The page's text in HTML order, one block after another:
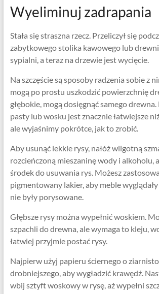
Wyeliminuj zadrapania
Stała się straszna rzecz. Przeliczył się
zabytkowego stolika kawowego lub
sypialni, a teraz na drzewie jest wycięcie.
Na szczęście są sposoby radzenia sobie z
mogą po prostu uszkodzić powierzchnię
głębokie, mogą dosięgnąć samego drewna.
pasty lub wosku jest znacznie łatwiejsze
ale wyjaśnimy pokrótce, jak to zrobić.
Aby usunąć lekkie rysy, nałóż wilgotną
rozcieńczoną mieszaninę wody i alkoholu,
środek do usuwania rys. Możesz
pigmentowany lakier, aby meble
nie były porysowane.
Głębsze rysy można wypełnić woskiem.
szpachli do drewna, ale wymaga to kleju,
łatwiej przyjmie postać rysy.
Najpierw użyj papieru ściernego o
drobniejszego, aby wygładzić krawędź.
wbij sztyft woskowy w rysę, aż wypełni